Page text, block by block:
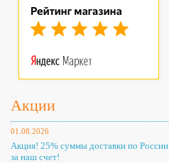
Акции
01.08.2026
Акция! 25% суммы доставки по России
за наш счет!